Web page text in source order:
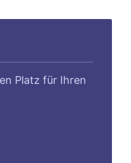
Platz für Ihren